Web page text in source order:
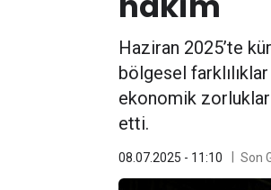
Haziran 2025’te
bölgesel
ekonomik
etti.
08.07.2025 - 11:10 Son